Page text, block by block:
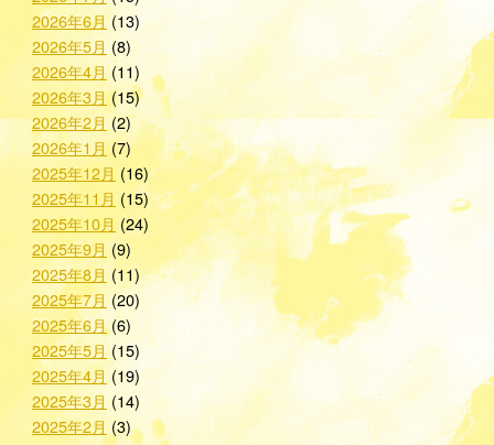
2026年6月 (13)
2026年5月 (8)
2026年4月(11)
2026年3月(15)
2026年2月(2)
2026年1月(7)
2025年12月 (16)
2025年11月 (15)
2025年10月 (24)
2025年9月(9)
2025年8月(11)
2025年7月(20)
2025年6月(6)
2025年5月(15)
2025年4月 (19)
2025年3月(14)
2025年2月 (3)